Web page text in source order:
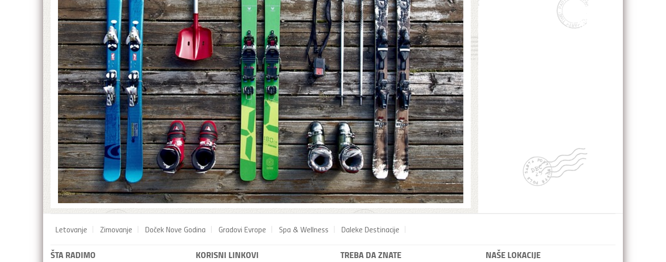
Letovanje Zimovanje Doček Nove Godina Gradovi Evrope Spa & Wellness Daleke Destinacije
ŠTA RADIMO KORISNI LINKOVI TREBA DA ZNATE NAŠE LOKACIJE